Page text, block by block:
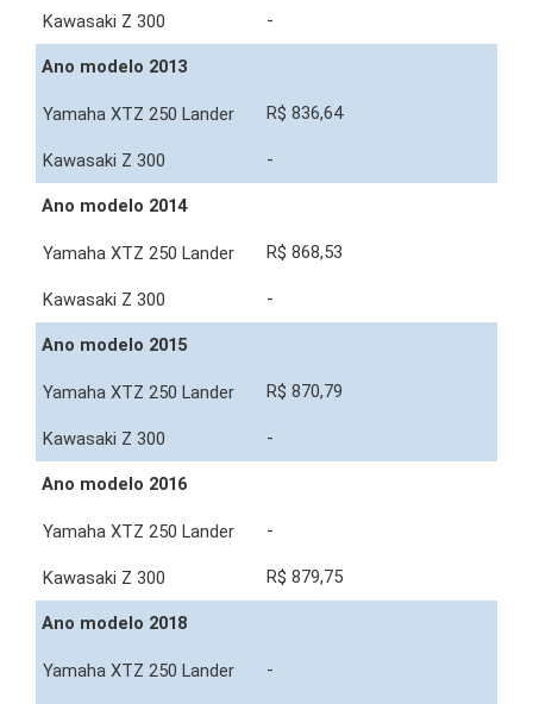
-
Ano modelo 2013
R$ 836,64
-
Ano modelo 2014
R$ 868,53
-
Ano modelo 2015
R$ 870,79
-
Ano modelo 2016
-
R$ 879,75
Ano modelo 2018
-